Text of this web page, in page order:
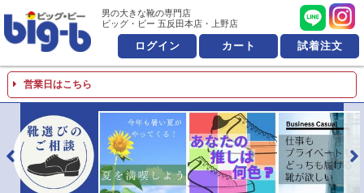
男の大きな靴の専門店 ビッ
男の大きな靴の専門店
ビッグ・ビー 五反田本店・上野店
ログイン カート 試着注文
営業日はこちら